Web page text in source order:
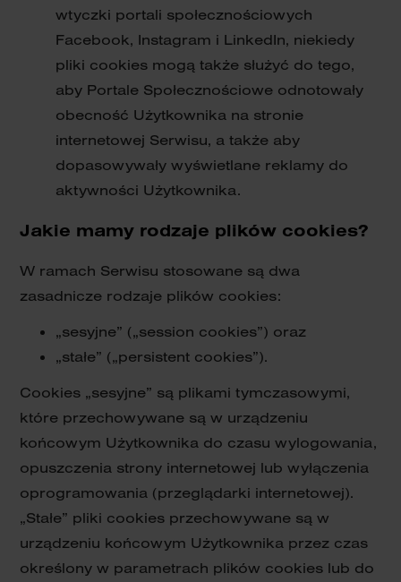
wtyczki portali społecznościowych
Facebook, Instagram i LinkedIn, niekiedy
pliki cookies mogą także służyć do tego,
aby Portale Społecznościowe odnotowały
obecność Użytkownika na stronie
internetowej Serwisu, a także aby
dopasowywały wyświetlane reklamy do
aktywności Użytkownika.
Jakie mamy rodzaje plików cookies?
W ramach Serwisu stosowane są dwa
zasadnicze rodzaje plików cookies:
„sesyjne” („session cookies”) oraz
„stałe” („persistent cookies”).
Cookies „sesyjne” są plikami tymczasowymi,
które przechowywane są w urządzeniu
końcowym Użytkownika do czasu wylogowania,
opuszczenia strony internetowej lub wyłączenia
oprogramowania (przeglądarki internetowej).
„Stałe” pliki cookies przechowywane są w
urządzeniu końcowym Użytkownika przez czas
określony w parametrach plików cookies lub do